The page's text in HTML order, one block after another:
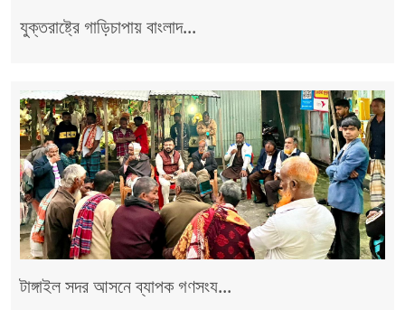
যুক্তরাষ্ট্রে গাড়িচাপায় বাংলাদ...
টাঙ্গাইল সদর আসনে ব্যাপক গণসংয...